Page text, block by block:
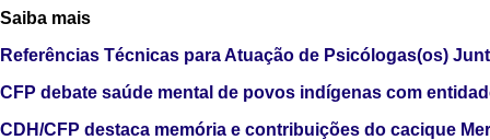
Saiba mais
Referências Técnicas para Atuação de Psicólogas(os)
CFP debate saúde mental de povos indígenas com
CDH/CFP destaca memória e contribuições do cacique